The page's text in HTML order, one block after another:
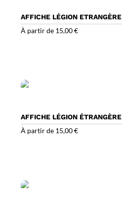
AFFICHE LÉGION ETRANGÈRE
À partir de 15,00€
AFFICHE LÉGION ÉTRANGÈRE
À partir de 15,00€